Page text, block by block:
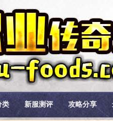
类 新服测评 攻略分享